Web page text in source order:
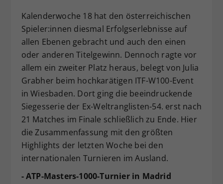
Kalenderwoche 18 hat den österreichischen
Spieler:innen diesmal Erfolgserlebnisse auf
allen Ebenen gebracht und auch den einen
oder anderen Titelgewinn. Dennoch ragte vor
allem ein zweiter Platz heraus, belegt von Julia
Grabher beim hochkarätigen ITF-W100-Event
in Wiesbaden. Dort ging die beeindruckende
Siegesserie der Ex-Weltranglisten-54. erst nach
21 Matches im Finale schließlich zu Ende. Hier
die Zusammenfassung mit den größten
Highlights der letzten Woche bei den
internationalen Turnieren im Ausland.
- ATP-Masters-1000-Turnier in Madrid
Zweck
Dieser Wert speichert Ihre Consent-
zufällig generierte ID, für die
historische Speicherung Ihrer
vorgenommen Einstellungen, falls der
Webseiten-Betreiber dies eingestellt
hat.